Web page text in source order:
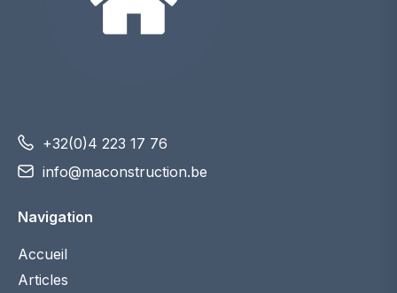
+32(0)4 223 17 76
info@maconstruction.be
Navigation
Accueil
Articles